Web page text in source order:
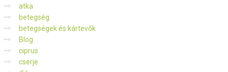
atka
betegség
betegségek és kártevők
Blog
ciprus
cserje